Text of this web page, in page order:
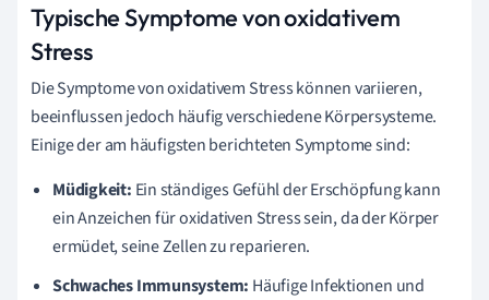
Typische Symptome von oxidativem
Stress
Die Symptome von oxidativem Stress können variieren,
beeinflussen jedoch häufig verschiedene Körpersysteme.
Einige der am häufigsten berichteten Symptome sind:
Müdigkeit: Ein ständiges Gefühl der Erschöpfung kann
ein Anzeichen für oxidativen Stress sein, da der Körper
ermüdet, seine Zellen zu reparieren.
Schwaches Immunsystem: Häufige Infektionen und